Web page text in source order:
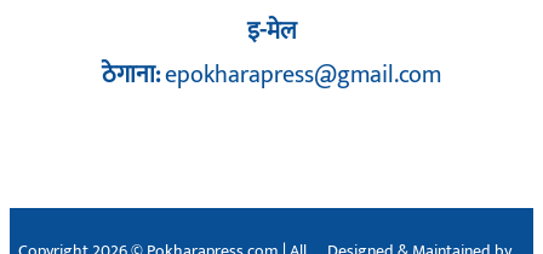
इ-मेल
ठेगाना:epokharapress@gmail.com